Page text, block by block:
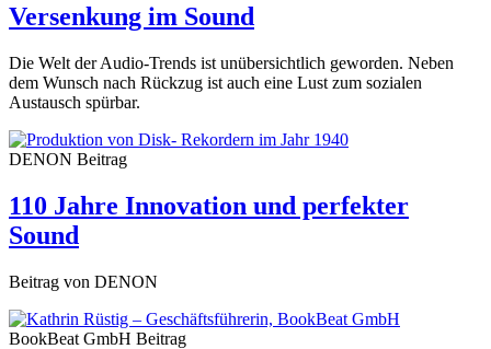
Versenkung im Sound
Die Welt der Audio-Trends ist unübersichtlich geworden. Neben
dem Wunsch nach Rückzug ist auch eine Lust zum sozialen
Austausch spürbar.
DENON Beitrag
110 Jahre Innovation und perfekter
Sound
Beitrag von DENON
BookBeat GmbH Beitrag